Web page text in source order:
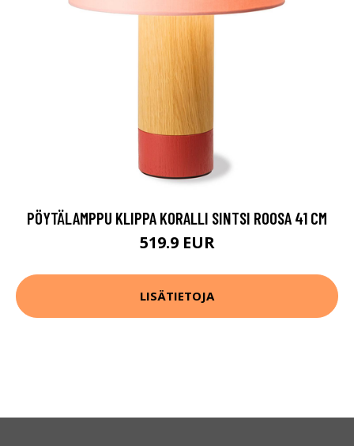
PÖYTÄLAMPPU KLIPPA KORALLI SINTSI ROOSA 41 CM
519.9 EUR
LISÄTIETOJA